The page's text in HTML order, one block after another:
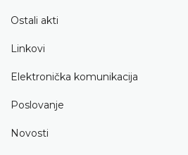
Ostali akti
Linkovi
Elektronička komunikacija
Poslovanje
Novosti